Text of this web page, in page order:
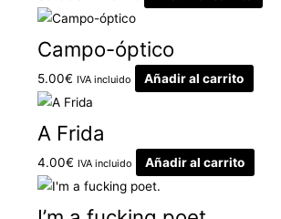
Campo-óptico
5.00€ IVA incluido Añadir al carrito
A Frida
4.00€ IVA incluido Añadir al carrito